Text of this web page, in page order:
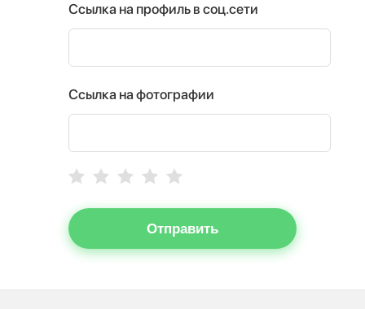
Ссылка на профиль в соц.сети
Ссылка на фотографии
Отправить